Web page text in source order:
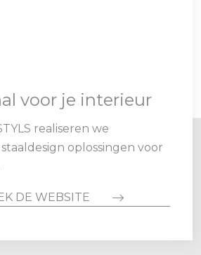
voor je interieur
realiseren we
oplossingen voor
DE WEBSITE